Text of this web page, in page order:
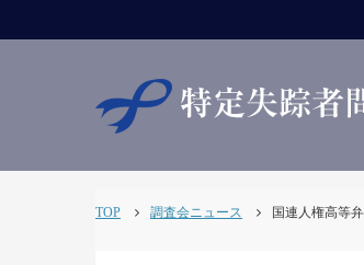
TOP 調査会ニュース 国連人権高等